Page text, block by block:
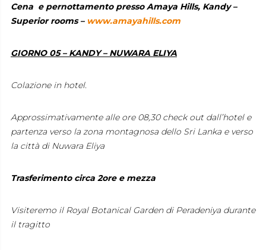
Cena e pernottamento presso Amaya Hills, Kandy –
Superior rooms – www.amayahills.com
GIORNO 05 – KANDY – NUWARA ELIYA
Colazione in hotel.
Approssimativamente alle ore 08,30 check out dall’hotel e
partenza verso la zona montagnosa dello Sri Lanka e verso
la città di Nuwara Eliya
Trasferimento circa 2ore e mezza
Visiteremo il Royal Botanical Garden di Peradeniya durante
il tragitto